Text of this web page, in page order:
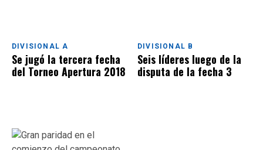
DIVISIONAL A
Se jugó la tercera fecha
del Torneo Apertura 2018
DIVISIONAL B
Seis líderes luego de la
disputa de la fecha 3